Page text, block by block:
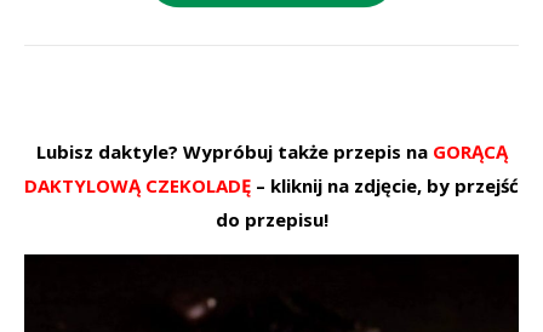
Lubisz daktyle? Wypróbuj także przepis na GORĄCĄ
DAKTYLOWĄ CZEKOLADĘ – kliknij na zdjęcie, by przejść
do przepisu!